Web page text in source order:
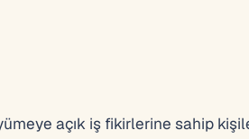
açık iş fikirlerine sahip